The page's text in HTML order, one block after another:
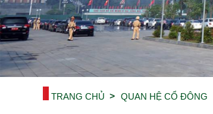
TRANG CHỦ QUAN HỆ CỔ ĐÔNG